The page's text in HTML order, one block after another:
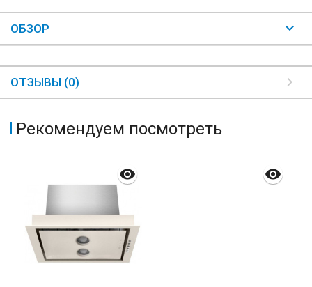
ОБЗОР
ОТЗЫВЫ (0)
Рекомендуем посмотреть